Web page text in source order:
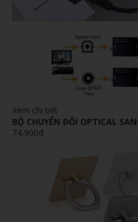
Xem chi tiết
BỘ CHUYỂN ĐỔI OPTICAL
74,900đ